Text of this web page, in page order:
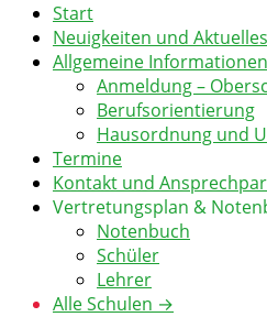
Start
Neuigkeiten und Aktuelles
Allgemeine Informationen
Anmeldung –
Berufsorientierung
Hausordnung und
Termine
Kontakt und
Vertretungsplan &
Notenbuch
Schüler
Lehrer
Alle Schulen →